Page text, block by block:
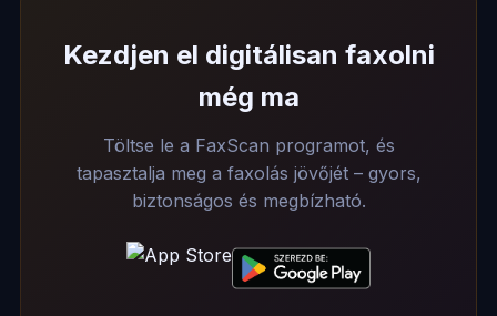
Kezdjen el digitálisan faxolni
még ma
Töltse le a FaxScan programot, és
tapasztalja meg a faxolás jövőjét – gyors,
biztonságos és megbízható.